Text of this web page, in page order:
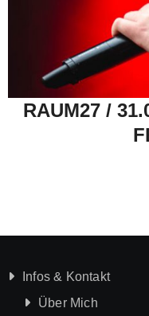
RAUM27 /
Infos & Kontakt
Über Mich